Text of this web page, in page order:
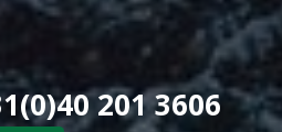
201 3606